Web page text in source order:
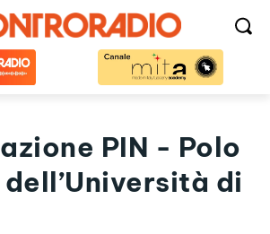
PIN - Polo
di